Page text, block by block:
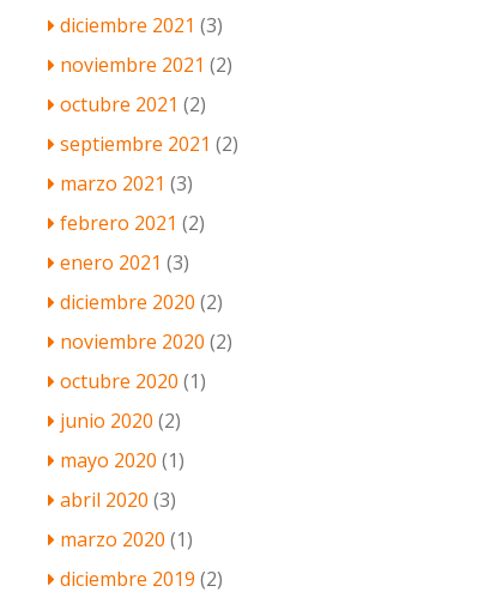
diciembre 2021 (3)
noviembre 2021 (2)
octubre 2021 (2)
septiembre 2021 (2)
marzo 2021 (3)
febrero 2021 (2)
enero 2021 (3)
diciembre 2020 (2)
noviembre 2020 (2)
octubre 2020 (1)
junio 2020 (2)
mayo 2020 (1)
abril 2020 (3)
marzo 2020 (1)
diciembre 2019 (2)